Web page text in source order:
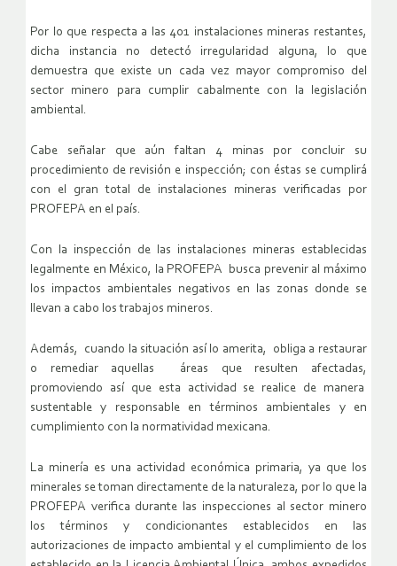
Por lo que respecta a las 401 instalaciones mineras restantes,
dicha instancia no detectó irregularidad alguna, lo que
demuestra que existe un cada vez mayor compromiso del
sector minero para cumplir cabalmente con la legislación
ambiental.
Cabe señalar que aún faltan 4 minas por concluir su
procedimiento de revisión e inspección; con éstas se cumplirá
con el gran total de instalaciones mineras verificadas por
PROFEPA en el país.
Con la inspección de las instalaciones mineras establecidas
legalmente en México, la PROFEPA busca prevenir al máximo
los impactos ambientales negativos en las zonas donde se
llevan a cabo los trabajos mineros.
Además, cuando la situación así lo amerita, obliga a restaurar
o remediar aquellas áreas que resulten afectadas,
promoviendo así que esta actividad se realice de manera
sustentable y responsable en términos ambientales y en
cumplimiento con la normatividad mexicana.
La minería es una actividad económica primaria, ya que los
minerales se toman directamente de la naturaleza, por lo que la
PROFEPA verifica durante las inspecciones al sector minero
los términos y condicionantes establecidos en las
autorizaciones de impacto ambiental y el cumplimiento de los